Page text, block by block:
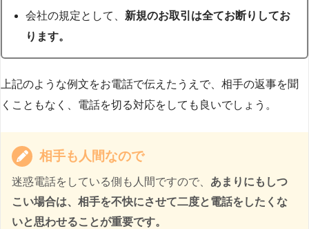
会社の規定として、 新規のお取引は全てお断りしてお
ります。
上記のような例文をお電話で伝えたうえで、相手の返事を聞
くこともなく、電話を切る対応をしても良いでしょう。
相手も人間なので
迷惑電話をしている側も人間ですので、 あまりにもしつ
こい場合は、相手を不快にさせて二度と電話をしたくな
いと思わせることが重要です。